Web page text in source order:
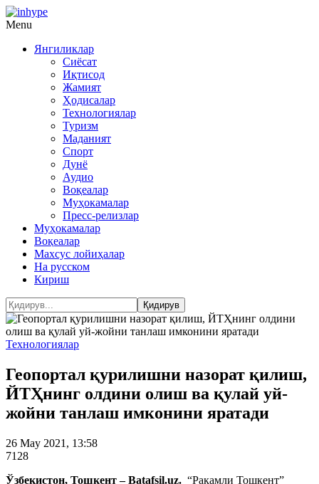
Menu
Янгиликлар
Сиёсат
Иқтисод
Жамият
Ҳодисалар
Технологиялар
Туризм
Маданият
Спорт
Дунё
Аудио
Воқеалар
Муҳокамалар
Пресс-релизлар
Муҳокамалар
Воқеалар
Махсус лойиҳалар
На русском
Кириш
Технологиялар
Геопортал қурилишни назорат қилиш,
ЙТҲнинг олдини олиш ва қулай уй-
жойни танлаш имконини яратади
26 May 2021, 13:58
7128
Ўзбекистон, Тошкент – Batafsil.uz. “Рақамли Тошкент”